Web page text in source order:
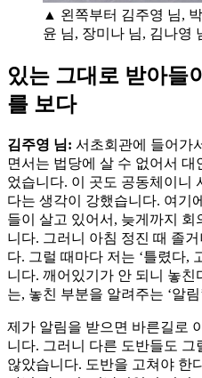
▲ 왼쪽부터 김주영 님,
윤 님, 장미나 님, 김나영
있는 그대로 받아들
를 보다
김주영 님: 서초회관에 들어가
면서는 법당에 살 수 없어서 대
었습니다. 이 곳도 공동체이니
다는 생각이 강했습니다. 여기
들이 살고 있어서, 늦게까지
니다. 그러니 아침 정진 때 졸
다. 그럴 때마다 저는 ‘틀렸다,
니다. 깨어있기가 안 되니 놓
는, 놓친 부분을 알려주는 ‘알
제가 알림을 받으면 바른길로
니다. 그러니 다른 도반들도 그
않았습니다. 도반을 고쳐야 한